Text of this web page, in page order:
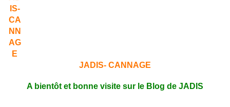
JADIS- CANNAGE
A bientôt et bonne visite sur le Blog de JADIS